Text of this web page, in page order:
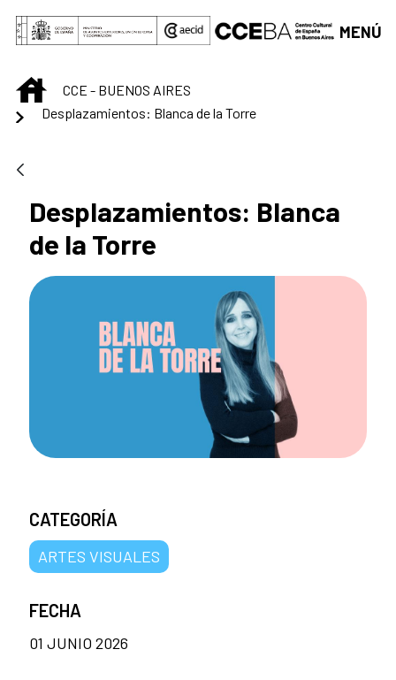
Saltar al contenido principal
MENÚ
INICIOCCE - BUENOS AIRES
Desplazamientos: Blanca de la Torre
Desplazamientos: Blanca
de la Torre
CATEGORÍA
ARTES VISUALES
FECHA
01 JUNIO 2026